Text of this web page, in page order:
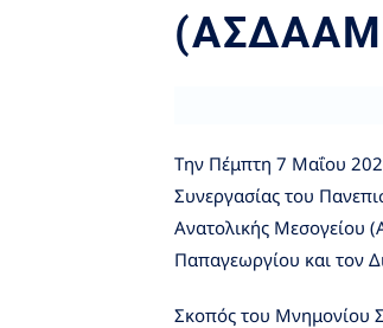
Την Πέμπτη 7 Μαΐου
Συνεργασίας του
Ανατολικής Μεσογείου
Παπαγεωργίου και τον
Σκοπός του Μνημονίου